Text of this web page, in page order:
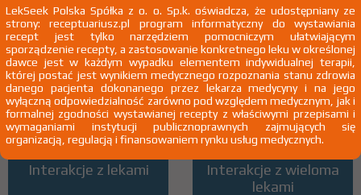
Wszystkie dawki leku
Interakcje z lekami
ATC
Interakcje z wieloma
lekami
LekSeek Polska Spółka z o. o. Sp.k. oświadcza, że udostępniany ze
strony: receptuariusz.pl program informatyczny do wystawiania
recept jest tylko narzędziem pomocniczym ułatwiającym
sporządzenie recepty, a zastosowanie konkretnego leku w określonej
dawce jest w każdym wypadku elementem indywidualnej terapii,
której postać jest wynikiem medycznego rozpoznania stanu zdrowia
danego pacjenta dokonanego przez lekarza medycyny i na jego
wyłączną odpowiedzialność zarówno pod względem medycznym, jak i
formalnej zgodności wystawianej recepty z właściwymi przepisami i
wymaganiami instytucji publicznoprawnych zajmujących się
organizacją, regulacją i finansowaniem rynku usług medycznych.